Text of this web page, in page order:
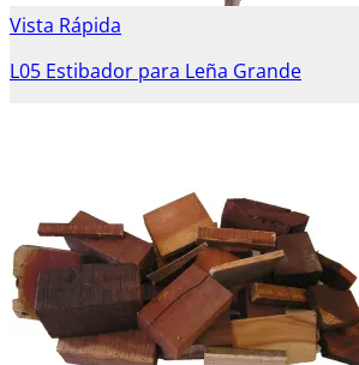
Vista Rápida
L05 Estibador para Leña Grande